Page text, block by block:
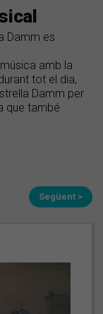
Damm es
amb la
tot el dia,
Damm per
que també
Següent >